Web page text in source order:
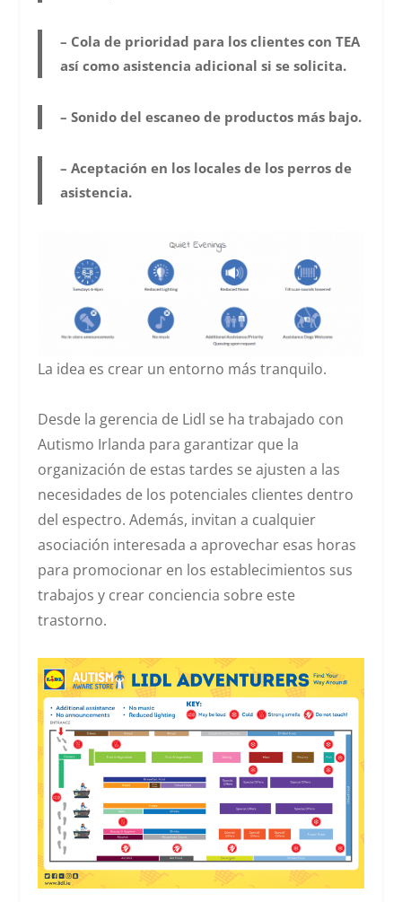
– Cola de prioridad para los clientes con TEA
así como asistencia adicional si se solicita.
– Sonido del escaneo de productos más bajo.
– Aceptación en los locales de los perros de
asistencia.
La idea es crear un entorno más tranquilo.
Desde la gerencia de Lidl se ha trabajado con
Autismo Irlanda para garantizar que la
organización de estas tardes se ajusten a las
necesidades de los potenciales clientes dentro
del espectro. Además, invitan a cualquier
asociación interesada a aprovechar esas horas
para promocionar en los establecimientos sus
trabajos y crear conciencia sobre este
trastorno.